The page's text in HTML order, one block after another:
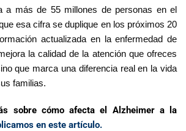
a más de 55 millones de personas en el
esa cifra se duplique en los próximos 20
actualizada en la enfermedad de
la calidad de la atención que ofreces
que marca una diferencia real en la vida
familias.
sobre cómo afecta el Alzheimer a la
en este artículo.